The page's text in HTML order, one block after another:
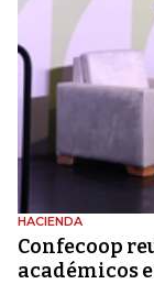
HACIENDA
Confecoop
académicos